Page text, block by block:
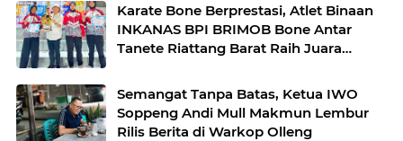
Karate Bone Berprestasi, Atlet Binaan
INKANAS BPI BRIMOB Bone Antar
Tanete Riattang Barat Raih Juara
Semangat Tanpa Batas, Ketua IWO
Soppeng Andi Mull Makmun Lembur
Rilis Berita di Warkop Olleng